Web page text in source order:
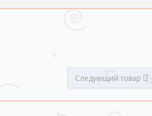
Следующий товар